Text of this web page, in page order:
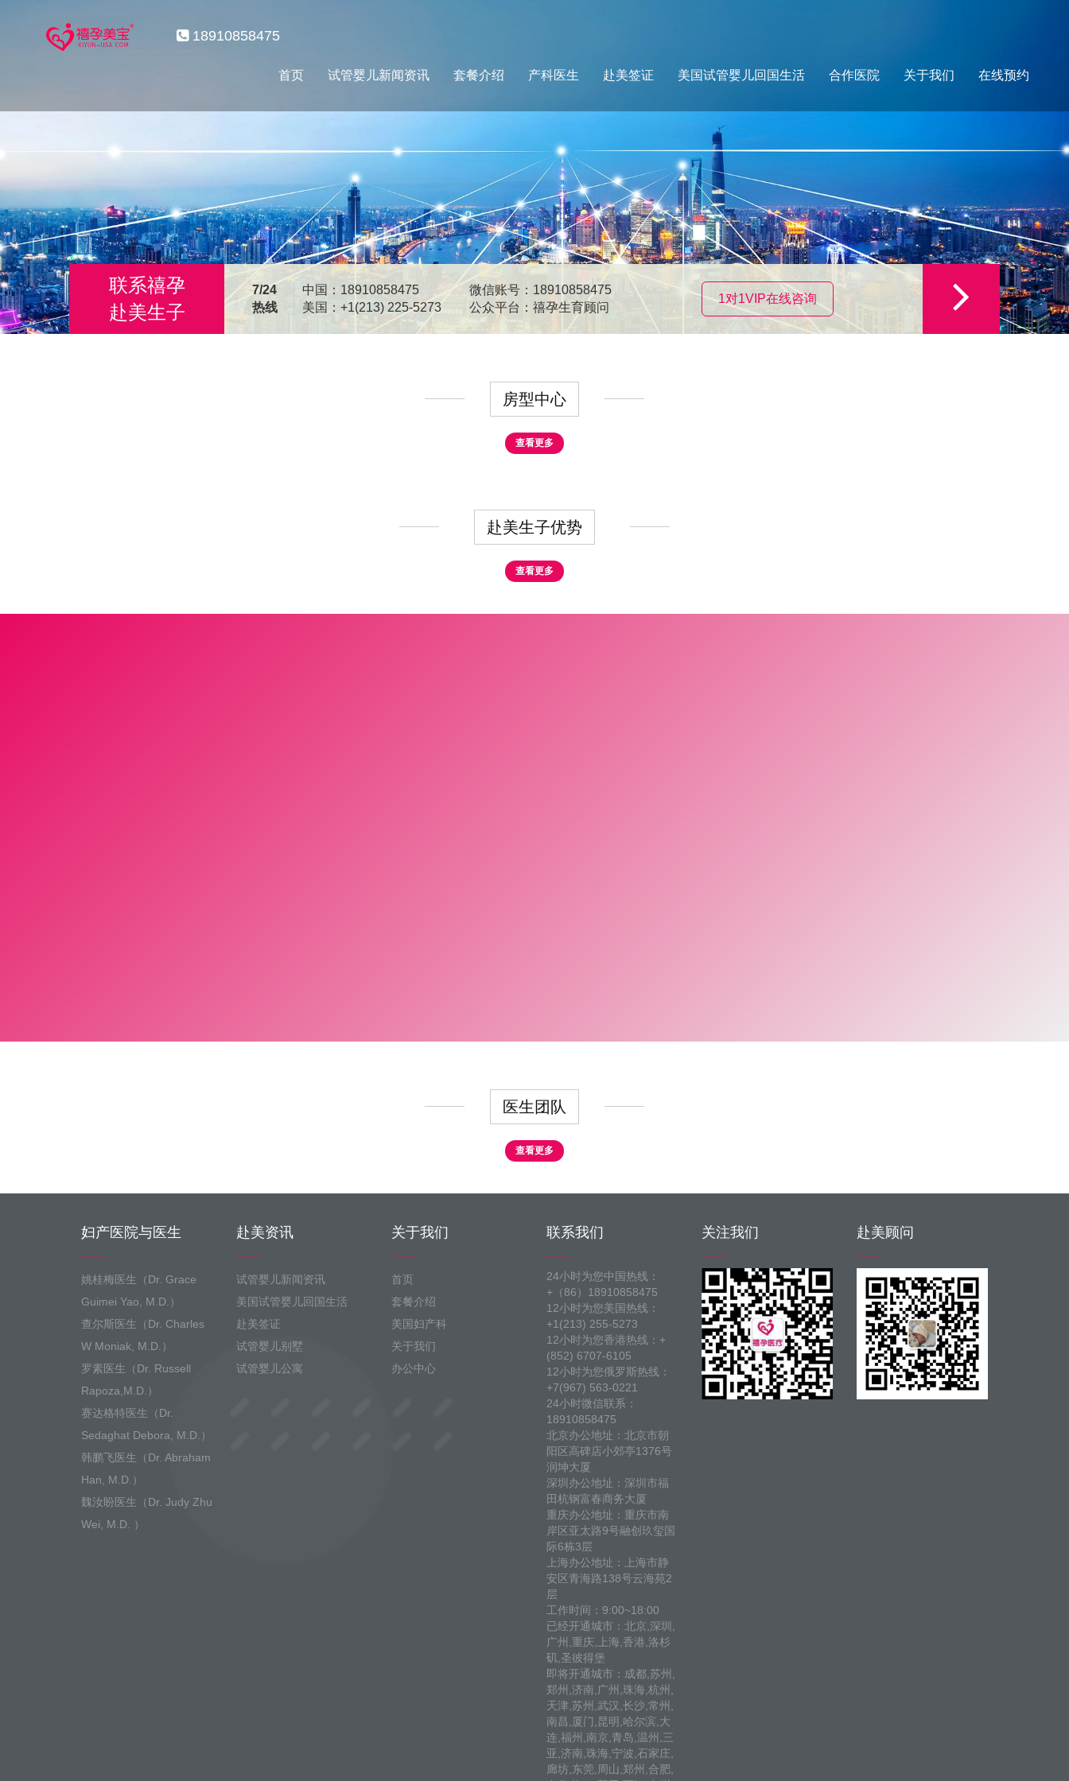
18910858475
首页 试管婴儿新闻资讯 套餐介绍 产科医生 赴美签证 美国试管婴儿回国生活 合作医院 关于我们 在线预约
联系禧孕
赴美生子
7/24
热线
中国：18910858475
美国：+1(213) 225-5273
微信账号：18910858475
公众平台：禧孕生育顾问
1对1VIP在线咨询
房型中心
查看更多
赴美生子优势
查看更多
医生团队
查看更多
妇产医院与医生
姚桂梅医生（Dr. Grace
Guimei Yao, M.D.）
查尔斯医生（Dr. Charles
W Moniak, M.D.）
罗素医生（Dr. Russell
Rapoza,M.D.）
赛达格特医生（Dr.
Sedaghat Debora, M.D.）
韩鹏飞医生（Dr. Abraham
Han, M.D.）
魏汝盼医生（Dr. Judy Zhu
Wei, M.D. ）
赴美资讯
试管婴儿新闻资讯
美国试管婴儿回国生活
赴美签证
试管婴儿别墅
试管婴儿公寓
关于我们
首页
套餐介绍
美国妇产科
关于我们
办公中心
联系我们
24小时为您中国热线：
+（86）18910858475
12小时为您美国热线：
+1(213) 255-5273
12小时为您香港热线：+
(852) 6707-6105
12小时为您俄罗斯热线：
+7(967) 563-0221
24小时微信联系：
18910858475
北京办公地址：北京市朝
阳区高碑店小郊亭1376号
润坤大厦
深圳办公地址：深圳市福
田杭钢富春商务大厦
重庆办公地址：重庆市南
岸区亚太路9号融创玖玺国
际6栋3层
上海办公地址：上海市静
安区青海路138号云海苑2
层
工作时间：9:00~18:00
已经开通城市：北京,深圳,
广州,重庆,上海,香港,洛杉
矶,圣彼得堡
即将开通城市：成都,苏州,
郑州,济南,广州,珠海,杭州,
天津,苏州,武汉,长沙,常州,
南昌,厦门,昆明,哈尔滨,大
连,福州,南京,青岛,温州,三
亚,济南,珠海,宁波,石家庄,
廊坊,东莞,周山,郑州,合肥,
关注我们 赴美顾问